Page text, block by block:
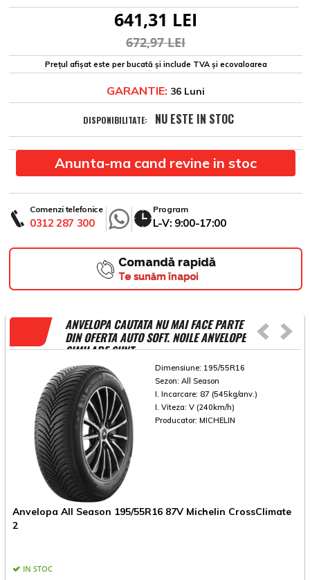
641,31 LEI
672,97 LEI
Prețul afișat este per bucată și include TVA și ecovaloarea
GARANTIE: 36 Luni
DISPONIBILITATE: NU ESTE IN STOC
Anunta-ma cand revine in stoc
Comenzi telefonice
0312 287 300
Program
L-V: 9:00-17:00
Comandă rapidă
Te sunăm înapoi
ANVELOPA CAUTATA NU MAI FACE PARTE
DIN OFERTA AUTO SOFT. NOILE ANVELOPE
SIMILARE SUNT
Dimensiune: 195/55R16
Sezon: All Season
I. Incarcare: 87 (545kg/anv.)
I. Viteza: V (240km/h)
Producator: MICHELIN
Anvelopa All Season 195/55R16 87V Michelin CrossClimate
2
IN STOC